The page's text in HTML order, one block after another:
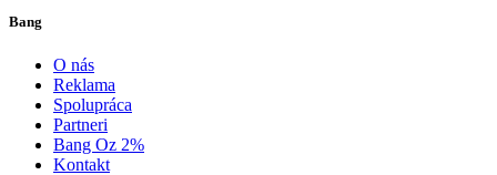
Bang
O nás
Reklama
Spolupráca
Partneri
Bang Oz 2%
Kontakt